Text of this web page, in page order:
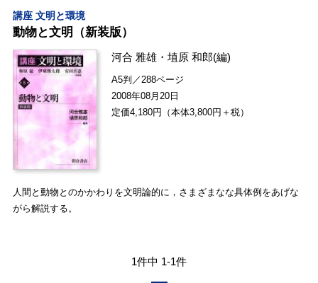
講座 文明と環境
動物と文明（新装版）
河合 雅雄 ・埴原 和郎(編)
A5判／288ページ
2008年08月20日
定価4,180円（本体3,800円＋税）
人間と動物とのかかわりを文明論的に，さまざまなな具体例をあげな
がら解説する。
1件中 1-1件